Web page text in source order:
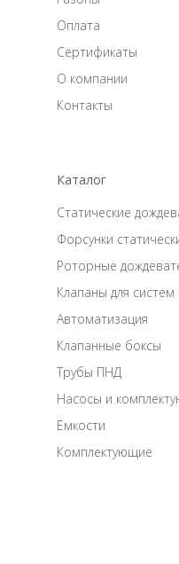
Оплата
Сертификаты
О компании
Контакты
Статические
Форсунки
Роторные
Клапаны для систем
Автоматизация
Клапанные боксы
Каталог
Трубы ПНД
Насосы и
Емкости
Комплектующие